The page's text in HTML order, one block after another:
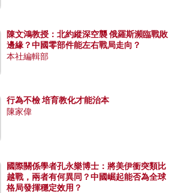
陳文鴻教授：北約縱深空襲 俄羅斯瀕臨戰敗
邊緣？中國零部件能左右戰局走向？
本社編輯部
行為不檢 培育教化才能治本
陳家偉
國際關係學者孔永樂博士：將美伊衝突類比
越戰，兩者有何異同？中國崛起能否為全球
格局發揮穩定效用？